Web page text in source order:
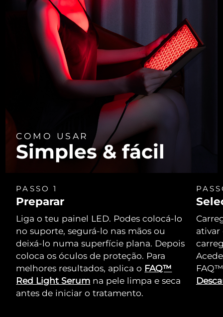
COMO USAR
Simples & fácil
PASSO 1
Preparar
Liga o teu painel LED. Podes colocá-lo
no suporte, segurá-lo nas mãos ou
deixá-lo numa superfície plana. Depois
coloca os óculos de proteção. Para
melhores resultados, aplica o FAQ™
Red Light Serum na pele limpa e seca
antes de iniciar o tratamento.
ativar